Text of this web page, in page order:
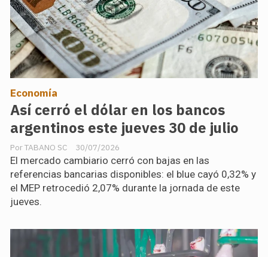
Así cerró el dólar en los bancos
argentinos este jueves 30 de julio
TABANO SC
Economía
30/07/2026
El mercado cambiario cerró con bajas en las
referencias bancarias disponibles: el blue cayó 0,32% y
el MEP retrocedió 2,07% durante la jornada de este
jueves.